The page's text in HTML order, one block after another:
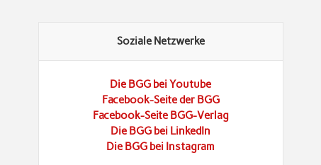
Soziale Netzwerke
Die BGG bei Youtube
Facebook-Seite der BGG
Facebook-Seite BGG-Verlag
Die BGG bei LinkedIn
Die BGG bei Instagram